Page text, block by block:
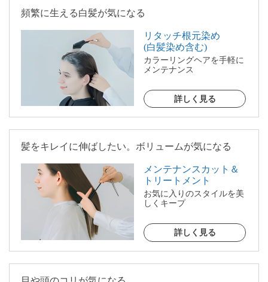
頻繁に生える白髪が気になる
リタッチ根元染め
(白髪染め含む)
カラーリングヘアを手軽に
メンテナンス
詳しく見る
髪をキレイに伸ばしたい。ボリュームが気になる
メンテナンスカット＆
トリートメント
お気に入りのスタイルを美
しくキープ
詳しく見る